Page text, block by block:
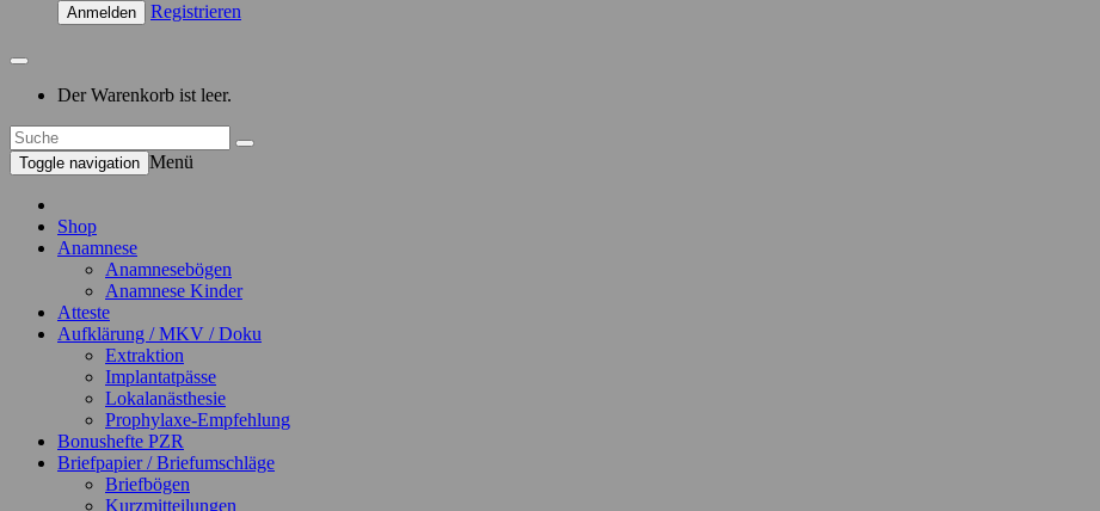
Anmelden Registrieren
Der Warenkorb ist leer.
Toggle navigation Menü
Shop
Anamnese
Anamnesebögen
Anamnese Kinder
Atteste
Aufklärung / MKV / Doku
Extraktion
Implantatpässe
Lokalanästhesie
Prophylaxe-Empfehlung
Bonushefte PZR
Briefpapier / Briefumschläge
Briefbögen
Kurzmitteilungen